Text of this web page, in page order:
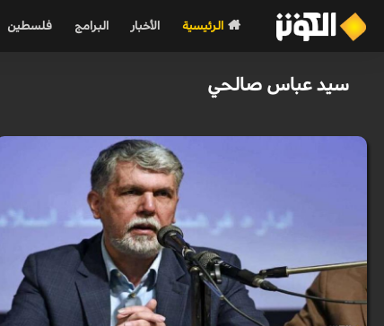
الرئيسية الأخبار البرامج فلسطين
سيد عباس صالحي